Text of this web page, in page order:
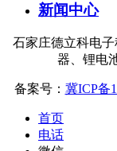
新闻中心
石家庄德立科电
器、锂电
备案号： 冀ICP备
首页
电话